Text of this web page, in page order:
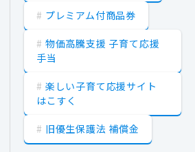
プレミアム付商品券
物価高騰支援 子育て応援
手当
楽しい子育て応援サイト
はこすく
旧優生保護法 補償金